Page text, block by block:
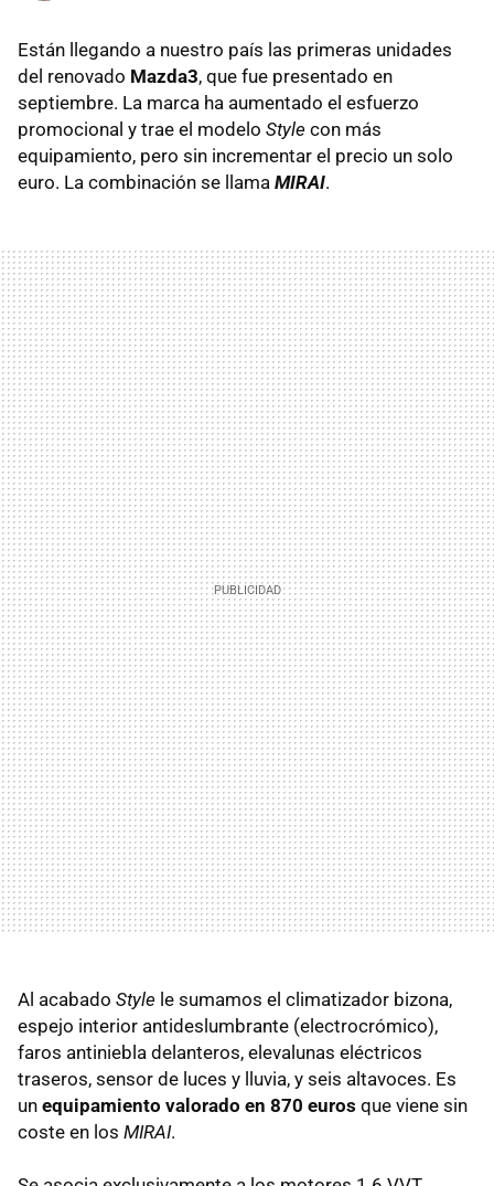
Están llegando a nuestro país las primeras unidades
del renovado Mazda3, que fue presentado en
septiembre. La marca ha aumentado el esfuerzo
promocional y trae el modelo Style con más
equipamiento, pero sin incrementar el precio un solo
euro. La combinación se llama MIRAI.
Al acabado Style le sumamos el climatizador bizona,
espejo interior antideslumbrante (electrocrómico),
faros antiniebla delanteros, elevalunas eléctricos
traseros, sensor de luces y lluvia, y seis altavoces. Es
un equipamiento valorado en 870 euros que viene sin
coste en los MIRAI.